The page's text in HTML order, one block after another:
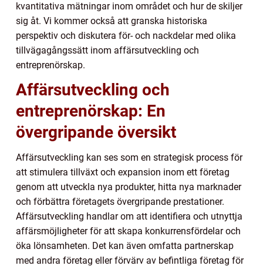
kvantitativa mätningar inom området och hur de skiljer
sig åt. Vi kommer också att granska historiska
perspektiv och diskutera för- och nackdelar med olika
tillvägagångssätt inom affärsutveckling och
entreprenörskap.
Affärsutveckling och
entreprenörskap: En
övergripande översikt
Affärsutveckling kan ses som en strategisk process för
att stimulera tillväxt och expansion inom ett företag
genom att utveckla nya produkter, hitta nya marknader
och förbättra företagets övergripande prestationer.
Affärsutveckling handlar om att identifiera och utnyttja
affärsmöjligheter för att skapa konkurrensfördelar och
öka lönsamheten. Det kan även omfatta partnerskap
med andra företag eller förvärv av befintliga företag för